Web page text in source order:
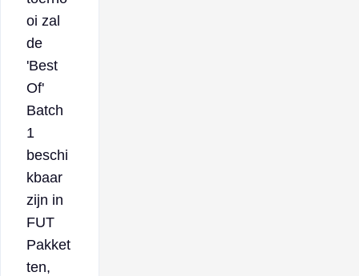
oi zal
de
'Best
Of'
Batch
1
beschi
kbaar
zijn in
FUT
Pakket
ten,